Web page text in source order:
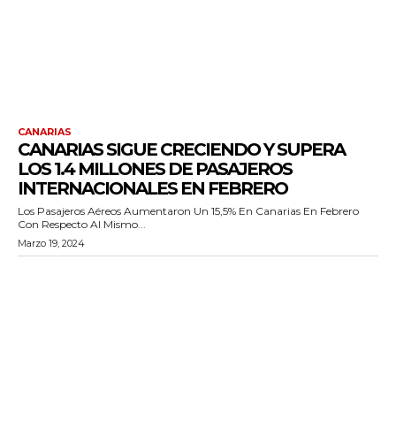
CANARIAS
CANARIAS SIGUE CRECIENDO Y SUPERA
LOS 1.4 MILLONES DE PASAJEROS
INTERNACIONALES EN FEBRERO
Los Pasajeros Aéreos Aumentaron Un 15,5% En Canarias En Febrero
Con Respecto Al Mismo...
Marzo 19, 2024